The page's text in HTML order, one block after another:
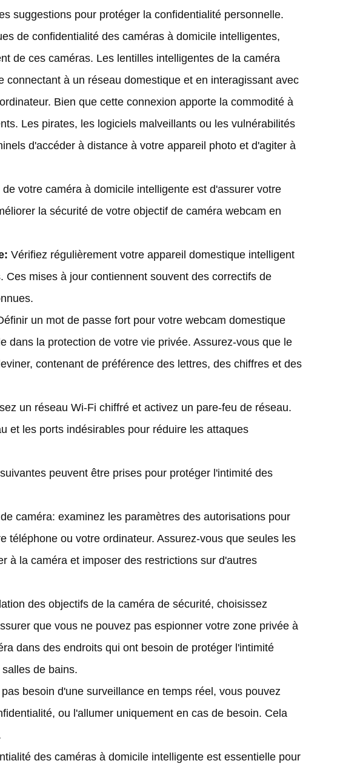
suggestions pour protéger la confidentialité personnelle.
de confidentialité des caméras à domicile intelligentes,
de ces caméras. Les lentilles intelligentes de la caméra
connectant à un réseau domestique et en interagissant avec
Bien que cette connexion apporte la commodité à
Les pirates, les logiciels malveillants ou les vulnérabilités
d'accéder à distance à votre appareil photo et d'agiter à
votre caméra à domicile intelligente est d'assurer votre
la sécurité de votre objectif de caméra webcam en
Vérifiez régulièrement votre appareil domestique intelligent
mises à jour contiennent souvent des correctifs de
un mot de passe fort pour votre webcam domestique
dans la protection de votre vie privée. Assurez-vous que le
contenant de préférence des lettres, des chiffres et des
un réseau Wi-Fi chiffré et activez un pare-feu de réseau.
et les ports indésirables pour réduire les attaques
peuvent être prises pour protéger l'intimité des
caméra: examinez les paramètres des autorisations pour
téléphone ou votre ordinateur. Assurez-vous que seules les
à la caméra et imposer des restrictions sur d'autres
des objectifs de la caméra de sécurité, choisissez
que vous ne pouvez pas espionner votre zone privée à
dans des endroits qui ont besoin de protéger l'intimité
de bains.
besoin d'une surveillance en temps réel, vous pouvez
ou l'allumer uniquement en cas de besoin. Cela
des caméras à domicile intelligente est essentielle pour